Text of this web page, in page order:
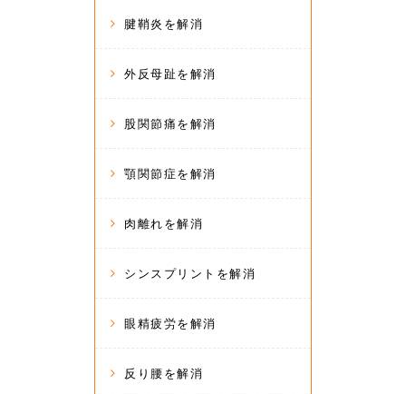
腱鞘炎を解消
外反母趾を解消
股関節痛を解消
顎関節症を解消
肉離れを解消
シンスプリントを解消
眼精疲労を解消
反り腰を解消